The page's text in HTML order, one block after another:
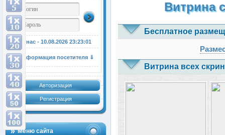
У нас - 10.08.2026 23:23:02
Информация посетителя ⇓
Авторизация
Регистрация
Меню сайта
Витрина
Бесплатное
Витрина всех